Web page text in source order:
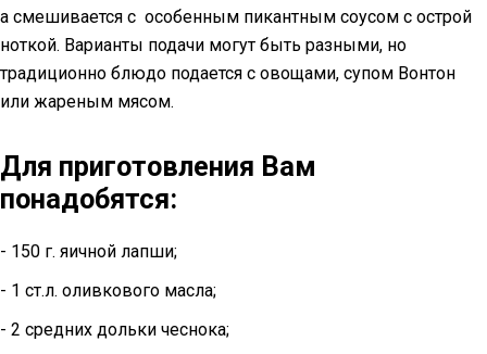
а смешивается с особенным пикантным соусом с острой
ноткой. Варианты подачи могут быть разными, но
традиционно блюдо подается с овощами, супом Вонтон
или жареным мясом.
Для приготовления Вам
понадобятся:
- 150 г. яичной лапши;
- 1 ст.л. оливкового масла;
- 2 средних дольки чеснока;